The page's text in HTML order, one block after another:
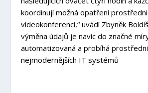
koordinují možná opatření
videokonferencí,“ uvádí Zbyněk
výměna údajů je navíc do značné
automatizovaná a probíhá
nejmodernějších IT systémů